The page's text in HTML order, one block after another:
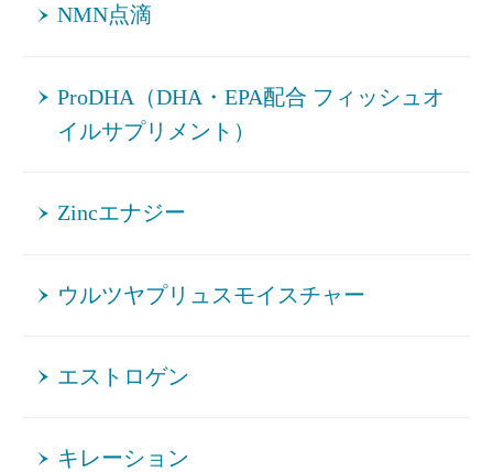
NMN点滴
ProDHA（DHA・EPA配合 フィッシュオ
イルサプリメント）
Zincエナジー
ウルツヤプリュスモイスチャー
エストロゲン
キレーション